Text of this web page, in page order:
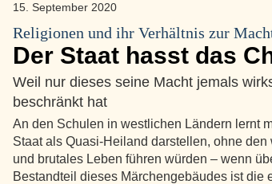
15. September 2020
Religionen und ihr Verhältnis zur
Der Staat hasst das
Weil nur dieses seine Macht jemals
beschränkt hat
An den Schulen in westlichen Ländern lernt
Staat als Quasi-Heiland darstellen, ohne
und brutales Leben führen würden – wenn
Bestandteil dieses Märchengebäudes ist die